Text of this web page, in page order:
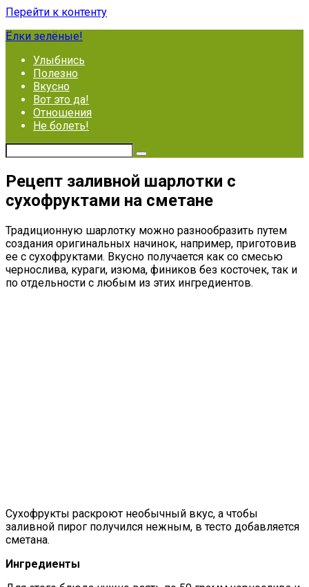
Перейти к контенту
Ёлки зелёные!
Улыбнись
Полезно
Вкусно
Вот это да!
Отношения
Не болеть!
Рецепт заливной шарлотки с
сухофруктами на сметане
Традиционную шарлотку можно разнообразить путем
создания оригинальных начинок, например, приготовив
ее с сухофруктами. Вкусно получается как со смесью
чернослива, кураги, изюма, фиников без косточек, так и
по отдельности с любым из этих ингредиентов.
Сухофрукты раскроют необычный вкус, а чтобы
заливной пирог получился нежным, в тесто добавляется
сметана.
Ингредиенты